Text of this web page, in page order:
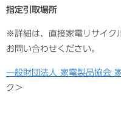
指定引取場所
※詳細は、直接家電リサイク
お問い合わせください。
一般財団法人 家電製品協会
ク＞